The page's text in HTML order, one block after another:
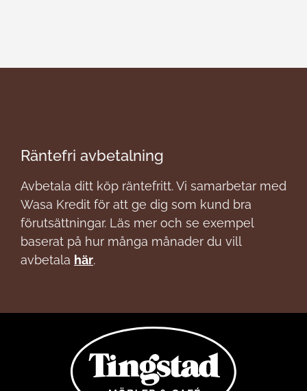
Räntefri avbetalning
Avbetala ditt köp räntefritt. Vi samarbetar med
Wasa Kredit för att ge dig som kund bra
förutsättningar. Läs mer och se exempel
baserat på hur många månader du vill
avbetala här.